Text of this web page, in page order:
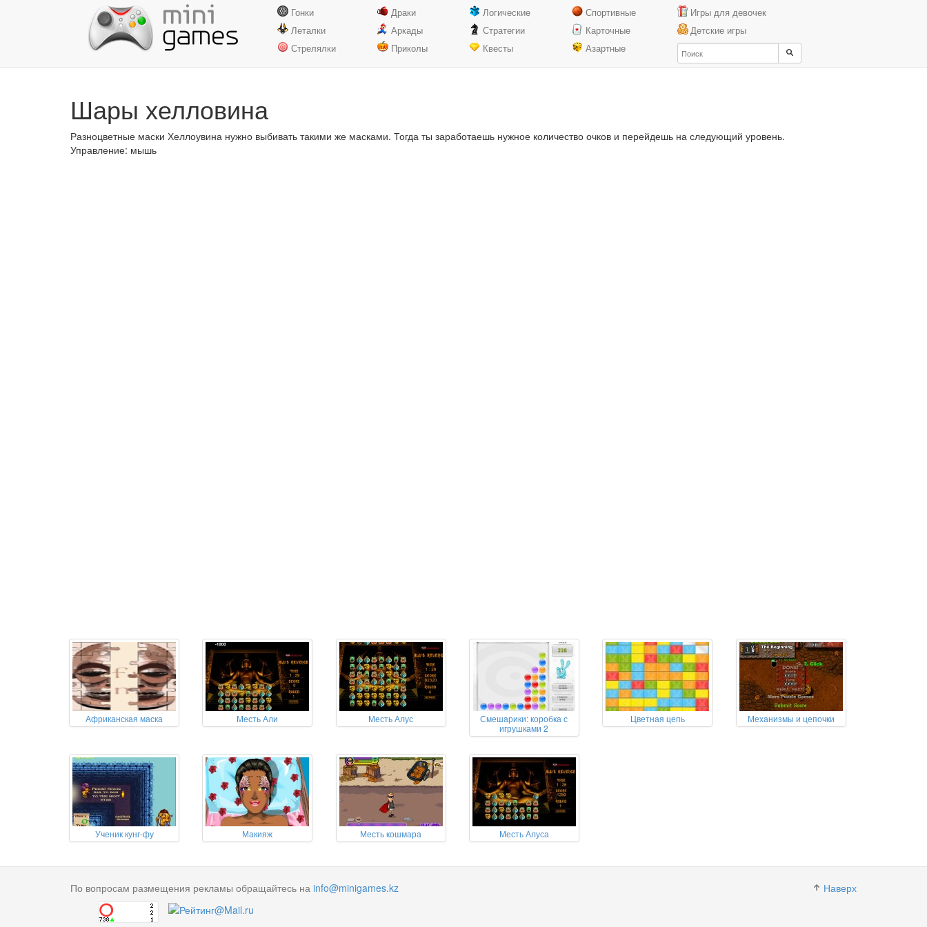
Гонки
Леталки
Стрелялки
Драки
Аркады
Приколы
Логические
Стратегии
Квесты
Спортивные
Карточные
Азартные
Игры для девочек
Детские игры
Шары хелловина
Разноцветные маски Хеллоувина нужно выбивать такими же масками. Тогда ты заработаешь нужное количество очков и перейдешь на следующий уровень.
Управление: мышь
Африканская маска Месть Али Месть Алус
Смешарики: коробка с
игрушками 2
Цветная цепь Механизмы и цепочки
Ученик кунг-фу Макияж Месть кошмара Месть Алуса
Наверх
По вопросам размещения рекламы обращайтесь на info@minigames.kz